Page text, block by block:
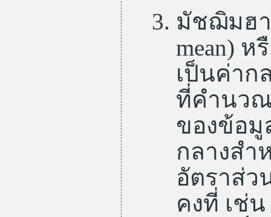
มัชฌิมฮา
mean) ห
เป็นค่าก
ที่คำนว
ของข้อมู
กลางสำ
อัตราส่ว
คงที่ เช่